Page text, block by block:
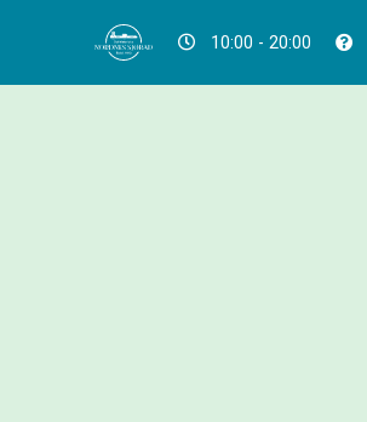
10:00 - 20:00